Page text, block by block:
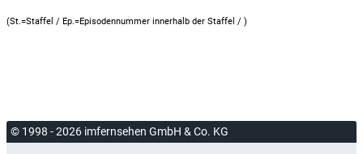
(St.=Staffel / Ep.=Episodennummer innerhalb der Staffel / )
© 1998 - 2026 imfernsehen GmbH & Co. KG